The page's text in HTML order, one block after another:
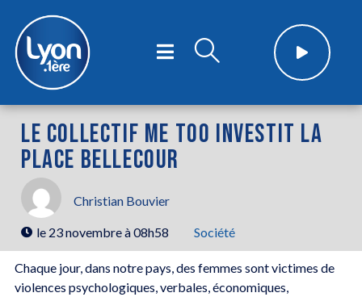
LE COLLECTIF ME TOO INVESTIT LA
PLACE BELLECOUR
Christian Bouvier
le 23 novembre à 08h58 Société
Chaque jour, dans notre pays, des femmes sont victimes de
violences psychologiques, verbales, économiques,